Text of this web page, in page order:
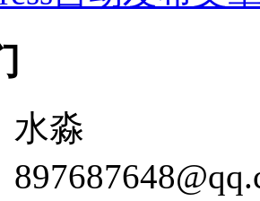
水淼